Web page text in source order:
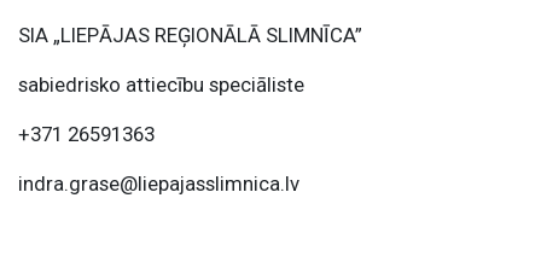
SIA „LIEPĀJAS REĢIONĀLĀ SLIMNĪCA”
sabiedrisko attiecību speciāliste
+371 26591363
indra.grase@liepajasslimnica.lv